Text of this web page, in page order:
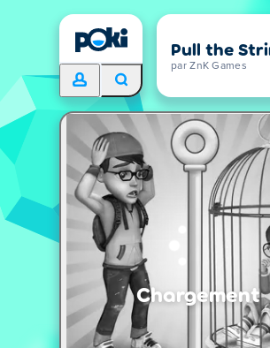
Pull the
par ZnK Games
Chargement